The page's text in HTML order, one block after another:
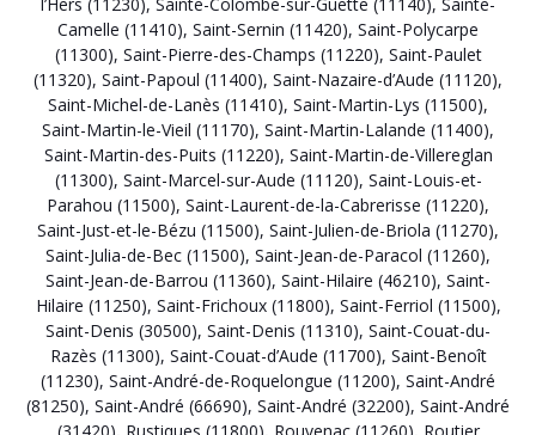
l’Hers (11230), Sainte-Colombe-sur-Guette (11140), Sainte-
Camelle (11410), Saint-Sernin (11420), Saint-Polycarpe
(11300), Saint-Pierre-des-Champs (11220), Saint-Paulet
(11320), Saint-Papoul (11400), Saint-Nazaire-d’Aude (11120),
Saint-Michel-de-Lanès (11410), Saint-Martin-Lys (11500),
Saint-Martin-le-Vieil (11170), Saint-Martin-Lalande (11400),
Saint-Martin-des-Puits (11220), Saint-Martin-de-Villereglan
(11300), Saint-Marcel-sur-Aude (11120), Saint-Louis-et-
Parahou (11500), Saint-Laurent-de-la-Cabrerisse (11220),
Saint-Just-et-le-Bézu (11500), Saint-Julien-de-Briola (11270),
Saint-Julia-de-Bec (11500), Saint-Jean-de-Paracol (11260),
Saint-Jean-de-Barrou (11360), Saint-Hilaire (46210), Saint-
Hilaire (11250), Saint-Frichoux (11800), Saint-Ferriol (11500),
Saint-Denis (30500), Saint-Denis (11310), Saint-Couat-du-
Razès (11300), Saint-Couat-d’Aude (11700), Saint-Benoît
(11230), Saint-André-de-Roquelongue (11200), Saint-André
(81250), Saint-André (66690), Saint-André (32200), Saint-André